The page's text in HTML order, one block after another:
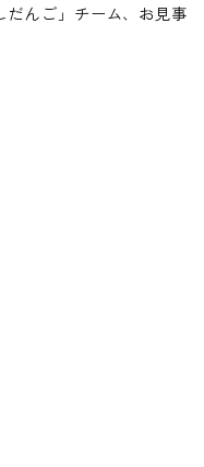
だんご」チーム、お見事